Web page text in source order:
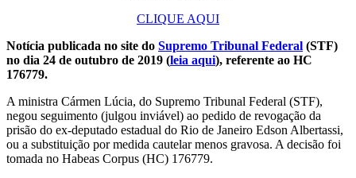
CLIQUE AQUI
Notícia publicada no site do Supremo Tribunal Federal (STF)
no dia 24 de outubro de 2019 (leia aqui), referente ao HC
176779.
A ministra Cármen Lúcia, do Supremo Tribunal Federal (STF),
negou seguimento (julgou inviável) ao pedido de revogação da
prisão do ex-deputado estadual do Rio de Janeiro Edson Albertassi,
ou a substituição por medida cautelar menos gravosa. A decisão foi
tomada no Habeas Corpus (HC) 176779.